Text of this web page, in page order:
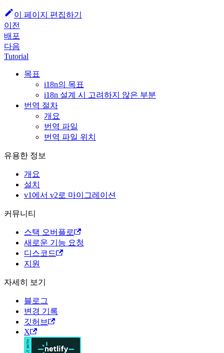
이 페이지 편집하기
이전
배포
다음
Tutorial
목표
i18n의 목표
i18n 설계 시 고려하지 않은 부분
번역 절차
개요
번역 파일
번역 파일 위치
유용한 정보
개요
설치
v1에서 v2로 마이그레이션
커뮤니티
스택 오버플로
새로운 기능 요청
디스코드
지원
자세히 보기
블로그
변경 기록
깃허브
X